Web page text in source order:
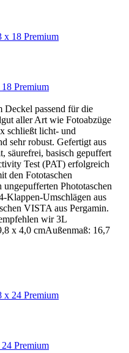
Premium
Deckel passend für die
aller Art wie Fotoabzüge
schließt licht- und
sehr robust. Gefertigt aus
säurefrei, basisch gepuffert
Test (PAT) erfolgreich
den Fototaschen
Phototaschen
Klappen-Umschlägen aus
VISTA aus Pergamin.
wir 3L
x 4,0 cmAußenmaß: 16,7
Premium